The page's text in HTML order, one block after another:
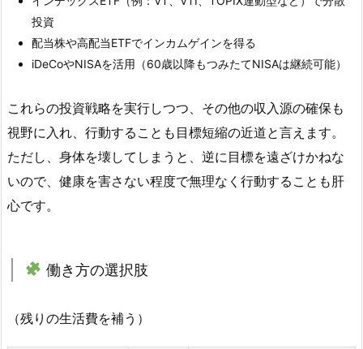
投資
配当株や高配当ETFでインカムゲインを得る
iDeCoやNISAを活用（60歳以降もつみたてNISAは継続可能）
これらの投資戦略を実行しつつ、その他の収入源の確保も
視野に入れ、行動することも目標短縮の近道と言えます。
ただし、身体を壊してしまうと、逆に目標を遠ざけかねな
いので、健康を害さない程度で無理なく行動することも肝
心です。
働き方の選択肢
（残りの生活費を補う）